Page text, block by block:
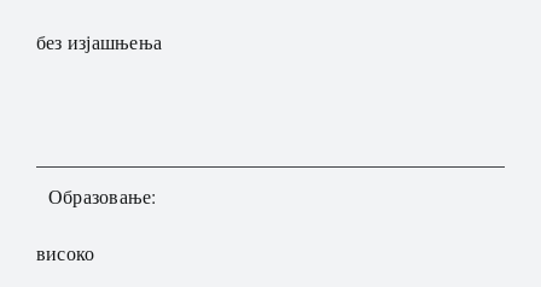
без изјашњења
Образовање:
високо